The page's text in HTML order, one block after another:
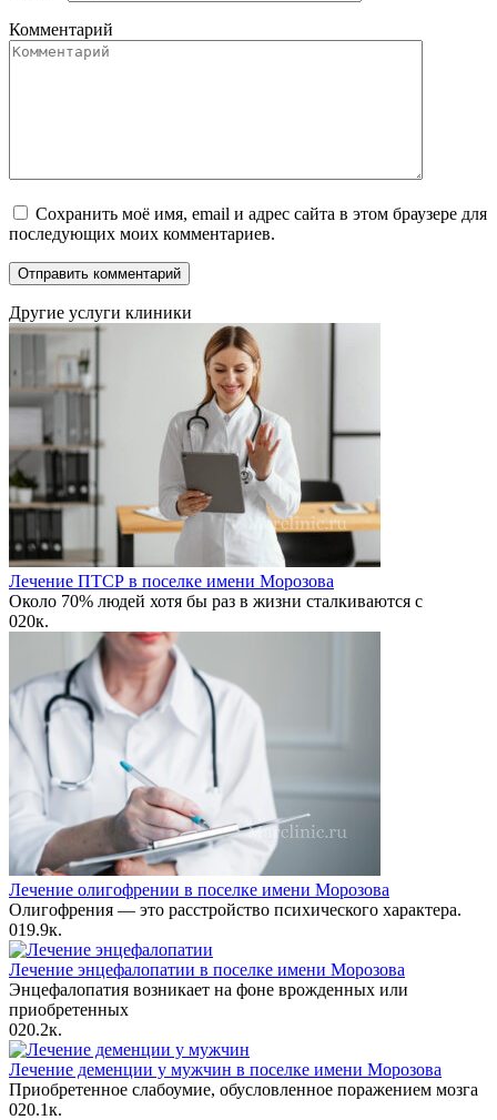
Комментарий
Сохранить моё имя, email и адрес сайта в этом браузере для
последующих моих комментариев.
Другие услуги клиники
Лечение ПТСР в поселке имени Морозова
Около 70% людей хотя бы раз в жизни сталкиваются с
020к.
Лечение олигофрении в поселке имени Морозова
Олигофрения — это расстройство психического характера.
019.9к.
Лечение энцефалопатии в поселке имени Морозова
Энцефалопатия возникает на фоне врожденных или
приобретенных
020.2к.
Лечение деменции у мужчин в поселке имени Морозова
Приобретенное слабоумие, обусловленное поражением мозга
020.1к.